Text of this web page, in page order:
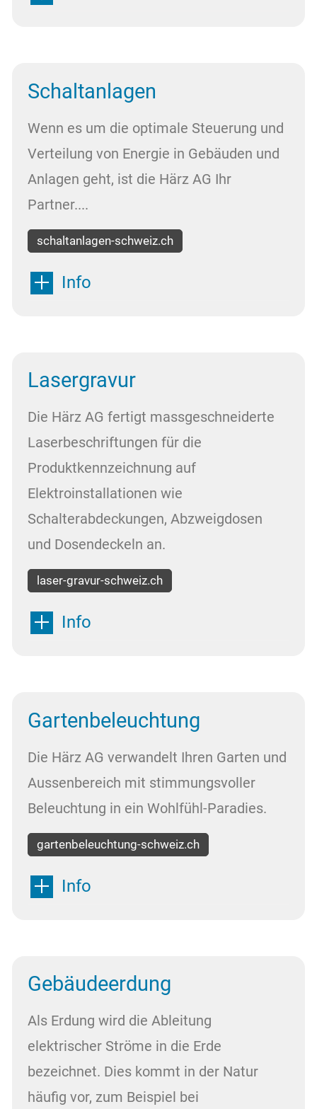
Schaltanlagen
Wenn es um die optimale Steuerung und
Verteilung von Energie in Gebäuden und
Anlagen geht, ist die Härz AG Ihr
Partner....
schaltanlagen-schweiz.ch
Info
Lasergravur
Die Härz AG fertigt massgeschneiderte
Laserbeschriftungen für die
Produktkennzeichnung auf
Elektroinstallationen wie
Schalterabdeckungen, Abzweigdosen
und Dosendeckeln an.
laser-gravur-schweiz.ch
Info
Gartenbeleuchtung
Die Härz AG verwandelt Ihren Garten und
Aussenbereich mit stimmungsvoller
Beleuchtung in ein Wohlfühl-Paradies.
gartenbeleuchtung-schweiz.ch
Info
Gebäudeerdung
Als Erdung wird die Ableitung
elektrischer Ströme in die Erde
bezeichnet. Dies kommt in der Natur
häufig vor, zum Beispiel bei